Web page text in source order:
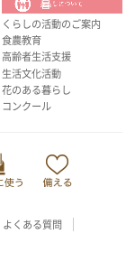
くらしの活動のご案内
食農教育
高齢者生活支援
生活文化活動
花のある暮らし
コンクール
よくある質問